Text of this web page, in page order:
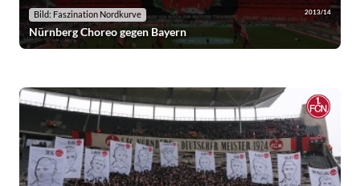
Bild: Faszination Nordkurve 2013/14
Nürnberg Choreo gegen Bayern